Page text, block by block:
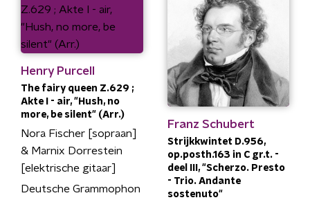
Henry Purcell
The fairy queen Z.629 ;
Akte I - air, "Hush, no
more, be silent" (Arr.)
Nora Fischer [sopraan]
& Marnix Dorrestein
[elektrische gitaar]
Deutsche Grammophon
Franz Schubert
Strijkkwintet D.956,
op.posth.163 in C gr.t. -
deel III, "Scherzo. Presto
- Trio. Andante
sostenuto"